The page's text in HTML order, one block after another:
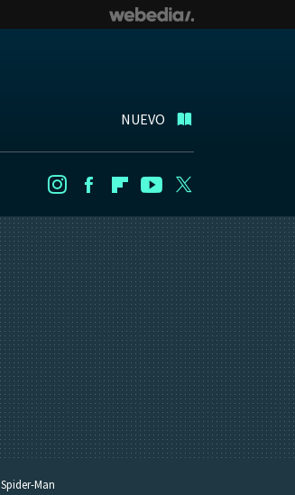
NUEVO
InstagramFacebookFlipboard
Youtube
Spider-Man